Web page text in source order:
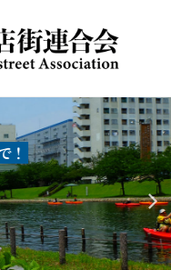
！